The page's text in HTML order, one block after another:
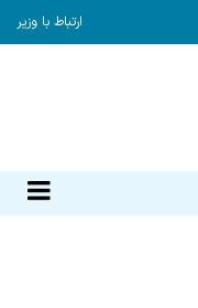
ارتباط با وزیر